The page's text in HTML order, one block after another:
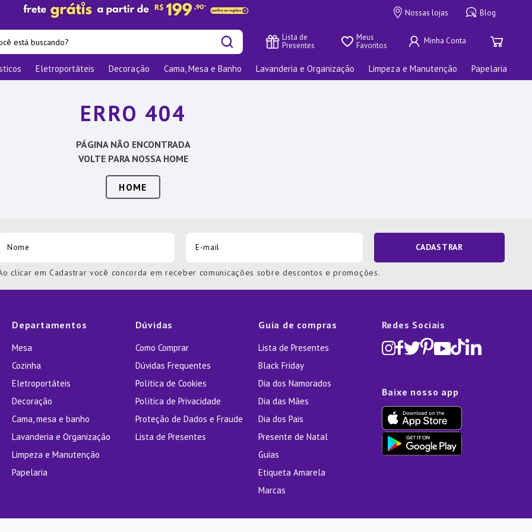
Nossas lojas Blog
está buscando?
Lista de
Presentes
Meus
Favoritos
Eletroportáteis Decoração Cama, Mesa e Banho Lavanderia e Organização Limpeza e Manutenção Papelaria
ERRO 404
PÁGINA NÃO ENCONTRADA
VOLTE PARA NOSSA HOME
HOME
CADASTRAR
clicar em Cadastrar você concorda em receber comunicações sobre descontos e promoções.
Departamentos
Mesa
Cozinha
Eletroportáteis
Decoração
Cama, mesa e banho
Lavanderia e Organização
Limpeza e Manutenção
Papelaria
Dúvidas
Como Comprar
Dúvidas Frequentes
Política de Cookies
Política de Privacidade
Proteção de Dados e Fraude
Lista de Presentes
Guia de compras
Lista de Presentes
Black Friday
Dia dos Namorados
Dia das Mães
Dia dos Pais
Presente de Natal
Guias
Etiqueta Amarela
Marcas
Redes Sociais
Baixe nosso app
buscados